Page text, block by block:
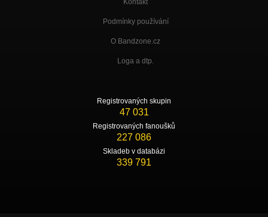
Kontakt
Podmínky používání
O Bandzone.cz
Loga a dtp.
Registrovaných skupin
47 031
Registrovaných fanoušků
227 086
Skladeb v databázi
339 791